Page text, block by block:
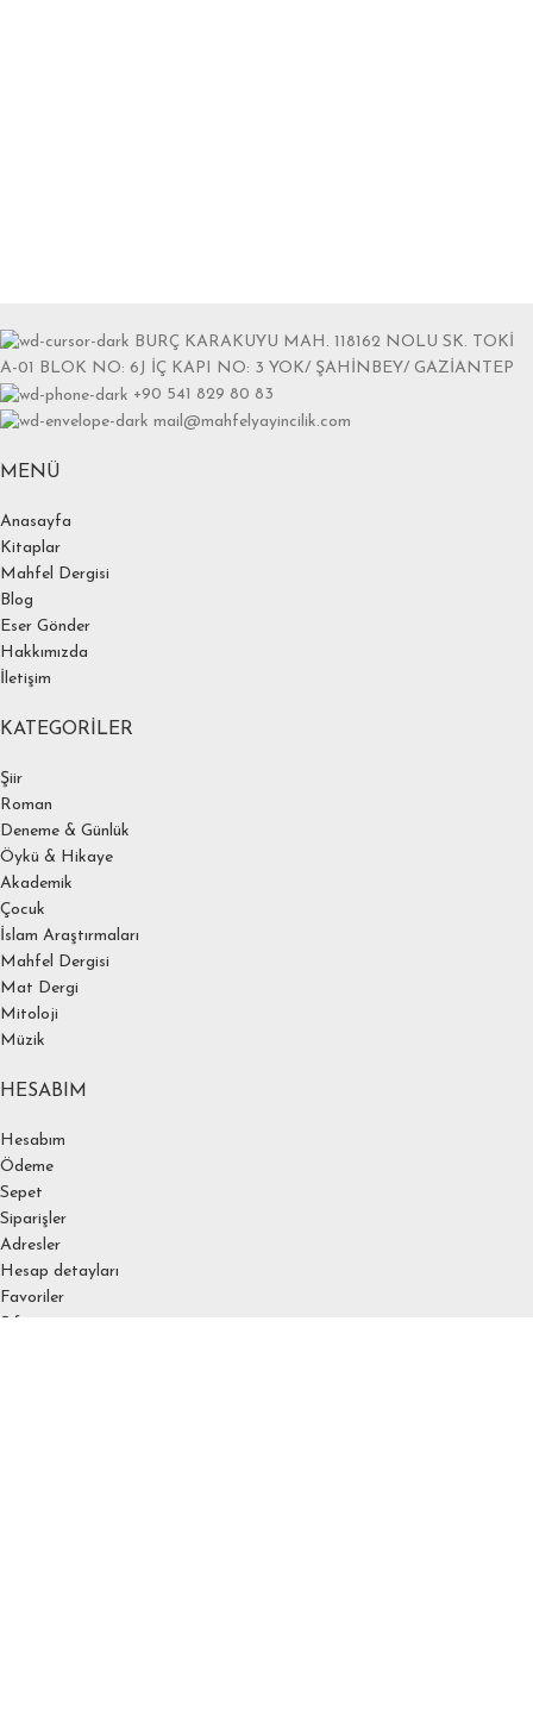
BURÇ KARAKUYU MAH. 118162 NOLU SK. TOKİ
A-01 BLOK NO: 6J İÇ KAPI NO: 3 YOK/ ŞAHİNBEY/ GAZİANTEP
+90 541 829 80 83
mail@mahfelyayincilik.com
MENÜ
Anasayfa
Kitaplar
Mahfel Dergisi
Blog
Eser Gönder
Hakkımızda
İletişim
KATEGORILER
Şiir
Roman
Deneme & Günlük
Öykü & Hikaye
Akademik
Çocuk
İslam Araştırmaları
Mahfel Dergisi
Mat Dergi
Mitoloji
Müzik
HESABIM
Hesabım
Ödeme
Sepet
Siparişler
Adresler
Hesap detayları
Favoriler